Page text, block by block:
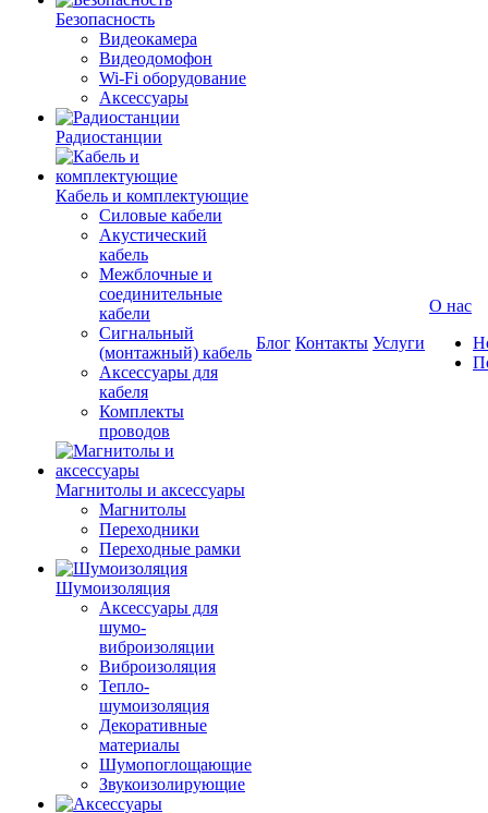
Безопасность
Видеокамера
Видеодомофон
Wi-Fi оборудование
Аксессуары
Радиостанции
Кабель и комплектующие
Силовые кабели
Акустический
кабель
Межблочные и
соединительные
кабели
Сигнальный
(монтажный) кабель
Аксессуары для
кабеля
Комплекты
проводов
Магнитолы и аксессуары
Магнитолы
Переходники
Переходные рамки
Шумоизоляция
Аксессуары для
шумо-
виброизоляции
Виброизоляция
Тепло-
шумоизоляция
Декоративные
материалы
Шумопоглощающие
Звукоизолирующие
Блог Контакты Услуги
О нас